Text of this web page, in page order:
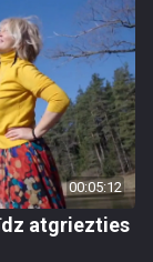
00:05:12
atgriezties